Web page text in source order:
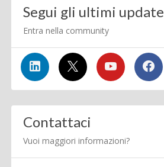
Segui gli ultimi update
Entra nella community
Contattaci
Vuoi maggiori informazioni?